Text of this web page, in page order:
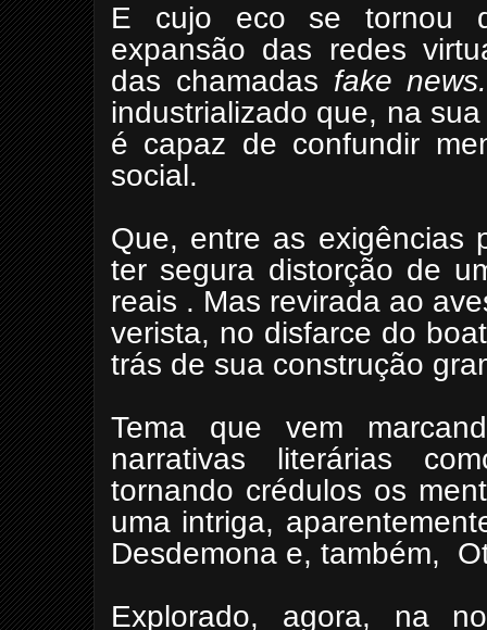
E cujo eco se tornou
expansão das redes
das chamadas fake
industrializado que, na
é capaz de confundir
social.
Que, entre as exigências
ter segura distorção de
reais . Mas revirada ao
verista, no disfarce do
trás de sua construção
Tema que vem
narrativas literárias
tornando crédulos os
uma intriga,
Desdemona e, também,
Explorado, agora, na